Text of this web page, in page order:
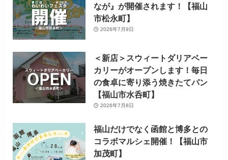
なが』が開催されます！【福山
市松永町】
2026年7月9日
＜新店＞スウィートダリアベー
カリーがオープンします！毎日
の食卓に寄り添う焼きたてパン
【福山市水呑町】
2026年7月8日
福山だけでなく函館と博多との
コラボマルシェ開催！【福山市
加茂町】